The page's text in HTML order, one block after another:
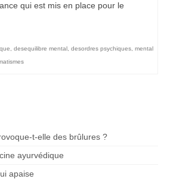
qui est mis en place pour le
desequilibre mental desordres psychiques mental
t-elle des brûlures ?
ayurvédique
apaise